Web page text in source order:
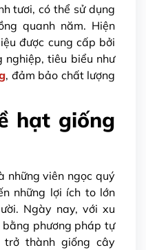
tươi, có thể sử dụng
quanh năm. Hiện
được cung cấp bởi
tiêu biểu như
, đảm bảo chất lượng
hạt giống
những viên ngọc quý
những lợi ích to lớn
Ngày nay, với xu
bằng phương pháp tự
trở thành giống cây